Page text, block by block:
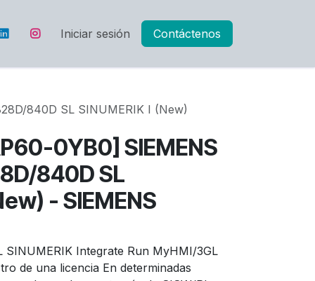
Iniciar sesión Contáctenos
840D SL SINUMERIK I (New)
0YB0] SIEMENS
840D SL
- SIEMENS
SINUMERIK Integrate Run MyHMI/3GL
de una licencia En determinadas